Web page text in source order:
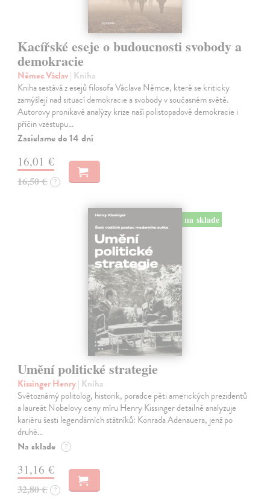
Kacířské eseje o budoucnosti svobody a
demokracie
Němec Václav| Kniha
Kniha sestává z esejů filosofa Václava Němce, které se kriticky
zamýšlejí nad situací demokracie a svobody v současném světě.
Autorovy pronikavé analýzy krize naší polistopadové demokracie i
příčin vzestupu…
Zasielame do 14 dní
16,01 €
16,50 € ?
na sklade
Umění politické strategie
Kissinger Henry| Kniha
Světoznámý politolog, historik, poradce pěti amerických prezidentů
a laureát Nobelovy ceny míru Henry Kissinger detailně analyzuje
kariéru šesti legendárních státníků: Konrada Adenauera, jenž po
druhé…
Na sklade ?
31,16 €
32,80 € ?